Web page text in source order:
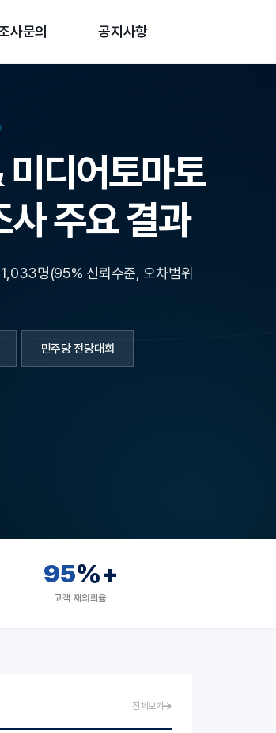
사문의 공지사항
디어토마토
주요 결과
명(95% 신뢰수준, 오차범위
민주당 전당대회
95%+
고객 재의뢰율
전체보기